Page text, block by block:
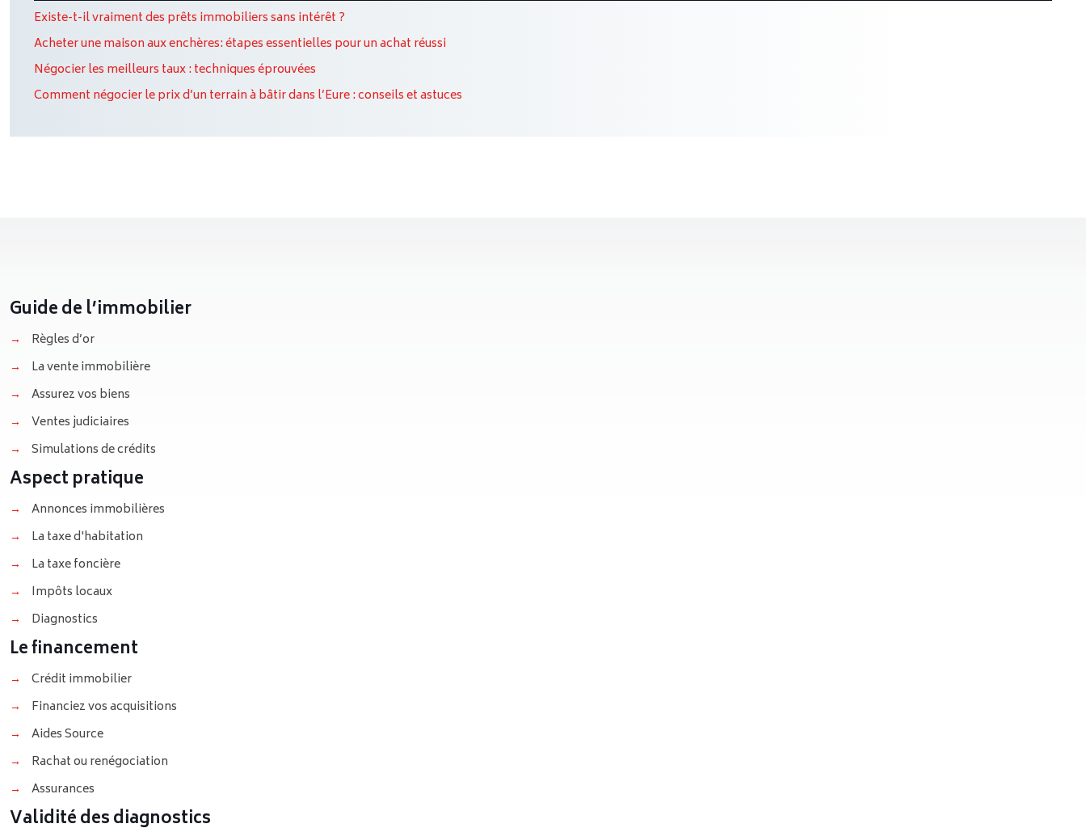
Existe-t-il vraiment des prêts immobiliers sans intérêt ?
Acheter une maison aux enchères: étapes essentielles pour un achat réussi
Négocier les meilleurs taux : techniques éprouvées
Comment négocier le prix d’un terrain à bâtir dans l’Eure : conseils et astuces
Guide de l’immobilier
→
Règles d’or
→
La vente immobilière
→
Assurez vos biens
→
Ventes judiciaires
→
Simulations de crédits
Aspect pratique
→
Annonces immobilières
→
La taxe d'habitation
→
La taxe foncière
→
Impôts locaux
→
Diagnostics
Le financement
→
Crédit immobilier
→
Financiez vos acquisitions
→
Aides Source
→
Rachat ou renégociation
→
Assurances
Validité des diagnostics